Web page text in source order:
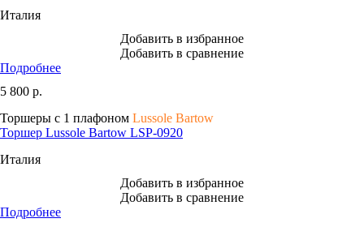
Италия
Добавить в избранное
Добавить в сравнение
Подробнее
5 800 р.
Торшеры с 1 плафоном Lussole Bartow
Торшер Lussole Bartow LSP-0920
Италия
Добавить в избранное
Добавить в сравнение
Подробнее